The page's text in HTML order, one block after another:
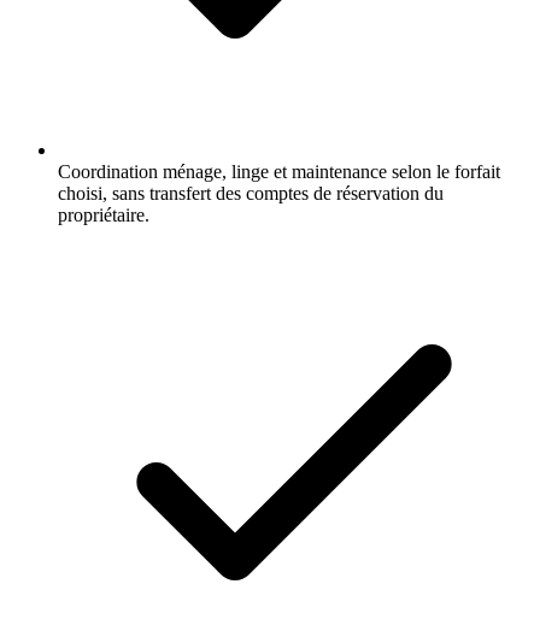
Coordination ménage, linge et maintenance selon le forfait
choisi, sans transfert des comptes de réservation du
propriétaire.